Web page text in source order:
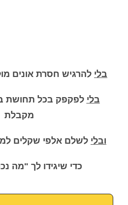
בלי להרגיש חסרת אונים
בלי לפקפק בכל תחושת
מקבלת
ובלי לשלם אלפי שקלים
כדי שיגידו לך "מה